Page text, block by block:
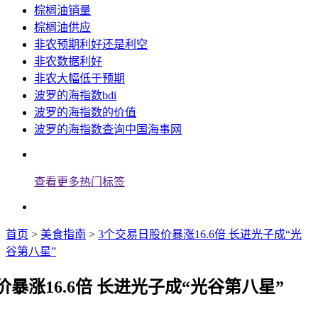
棕榈油销量
棕榈油供应
非农预期利好还是利空
非农数据利好
非农大幅低于预期
波罗的海指数bdi
波罗的海指数的价值
波罗的海指数查询中国海事网
查看更多热门标签
首页 > 美食指南 > 3个交易日股价暴涨16.6倍 长进光子成“光
谷第八星”
暴涨16.6倍 长进光子成“光谷第八星”